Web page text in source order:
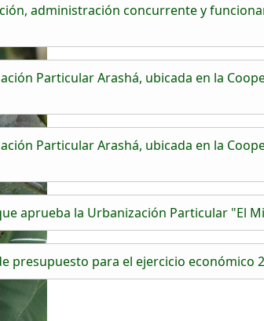
administración concurrente y
Particular Arashá, ubicada en la
Particular Arashá, ubicada en la
aprueba la Urbanización Particular "El
presupuesto para el ejercicio económico